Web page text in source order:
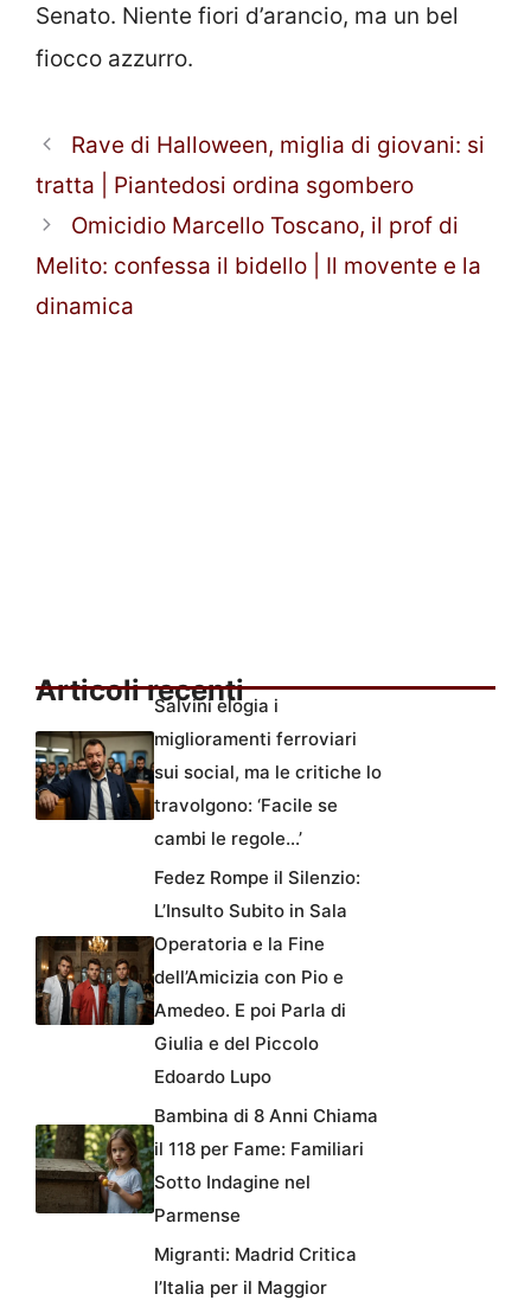
Senato. Niente fiori d’arancio, ma un bel
fiocco azzurro.
Rave di Halloween, miglia di giovani: si
tratta | Piantedosi ordina sgombero
Omicidio Marcello Toscano, il prof di
Melito: confessa il bidello | Il movente e la
dinamica
Articoli recenti
Salvini elogia i
miglioramenti ferroviari
sui social, ma le critiche lo
travolgono: ‘Facile se
cambi le regole…’
Fedez Rompe il Silenzio:
L’Insulto Subito in Sala
Operatoria e la Fine
dell’Amicizia con Pio e
Amedeo. E poi Parla di
Giulia e del Piccolo
Edoardo Lupo
Bambina di 8 Anni Chiama
il 118 per Fame: Familiari
Sotto Indagine nel
Parmense
Migranti: Madrid Critica
l’Italia per il Maggior